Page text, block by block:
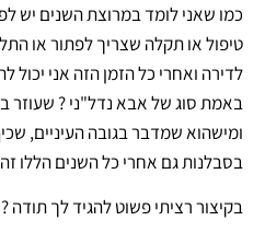
כמו שאני לומד במרוצת השנים יש
טיפול או תקלה שצריך לפתור או
לדירה ואחרי כל הזמן הזה אני
באמת סוג של אבא נדל"ני ? שעוזר
ומישהוא שמדבר בגובה העיניים,
בסבלנות גם אחרי כל השנים הללו
בקיצור רציתי פשוט להגיד לך תודה ?